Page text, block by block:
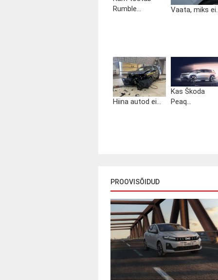
Rumble...
Vaata, miks
Hiina autod ei...
Kas Škoda
Peaq...
PROOVISÕIDUD